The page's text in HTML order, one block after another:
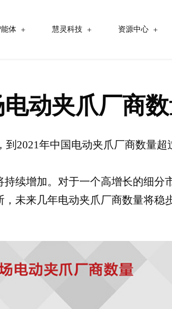
体 慧灵科技 资源中心
电动夹爪厂商
2021年中国电动夹爪厂商数量超
续增加。对于一个高增长的细分
未来几年电动夹爪厂商数量将稳